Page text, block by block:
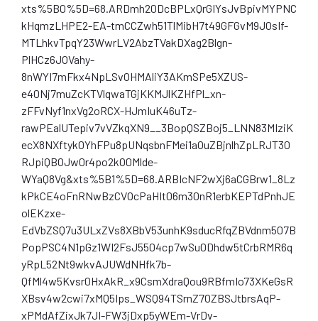
xts%5B0%5D=68.ARDmh20DcBPLxQrGIYsJvBpivMYPNC
kHqmzLHPE2-EA-tmCCZwh51TlMibH7t49GFGvM9JOsIf-
MTLhkvTpqY23WwrLV2AbzTVakDXag2Blgn-
PlHCz6JOVahy-
8nWYI7mFkx4NpLSvOHMAliY3AKmSPe5XZUS-
e40Nj7muZcKTVlqwaTGjKKMJlKZHfPl_xn-
zFFvNyf1nxVg2oRCX-HJmIuK46uTz-
rawPEalUTepiv7vVZkqXN9__3BopQSZBoj5_LNN83MIziK
ecX8NXftyk0YhFPu8pUNqsbnFMei1aOuZBjnlhZpLRJT30
RJpiQBOJw0r4po2kO0Mlde-
WYaQ8Vg&xts%5B1%5D=68.ARBIcNF2wXj6aCGBrw1_8Lz
kPkCE4oFnRNwBzCVOcPaHIt06m30nR1erbKEPTdPnhJE
olEKzxe-
EdVbZSQ7u3ULxZVs8XBbV53unhK9sducRfqZBVdnm507B
PopPSC4N1pGz1WI2FsJ5504cp7wSu0Dhdw5tCrbRMR6q
yRpL52Nt9wkvAJUWdNHfk7b-
QfMl4w5Kvsr0HxAkR_x9CsmXdraQou9RBfmIo73XKeGsR
XBsv4w2cwi7xMQ5Ips_WSQ94TSrnZ7OZBSJtbrsAqP-
xPMdAfZixJk7JI-FW3jDxp5yWEm-VrDv-